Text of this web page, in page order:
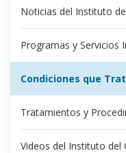
Noticias del Instituto
Programas y Servicios
Condiciones que
Tratamientos y
Videos del Instituto del